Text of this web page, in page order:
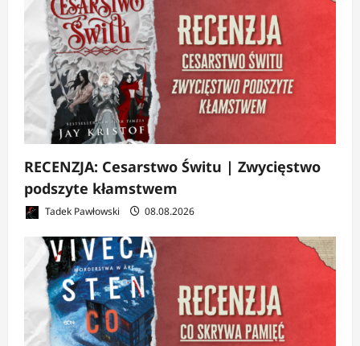
RECENZJA: Cesarstwo Świtu | Zwycięstwo
podszyte kłamstwem
Tadek Pawłowski 08.08.2026